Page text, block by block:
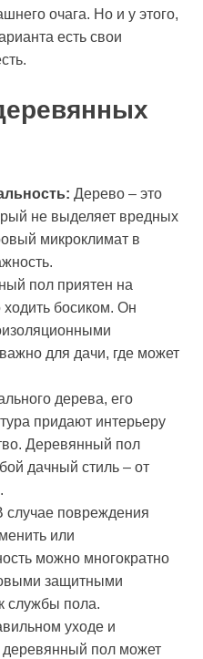
очага. Но и у этого,
есть свои
Дерево – это
не выделяет вредных
микроклимат в
пол приятен на
босиком. Он
для дачи, где может
дерева, его
придают интерьеру
Деревянный пол
дачный стиль – от
случае повреждения
или
можно многократно
защитными
службы пола.
уходе и
пол может